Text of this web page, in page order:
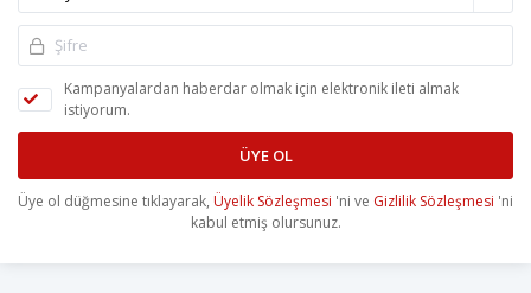
Kampanyalardan haberdar olmak için elektronik ileti almak
istiyorum.
ÜYE OL
Üye ol düğmesine tıklayarak, Üyelik Sözleşmesi 'ni ve Gizlilik Sözleşmesi 'ni
kabul etmiş olursunuz.